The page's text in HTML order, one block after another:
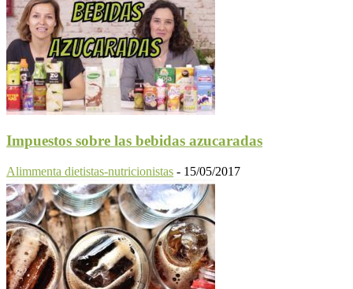
Impuestos sobre las bebidas azucaradas
Alimmenta dietistas-nutricionistas - 15/05/2017